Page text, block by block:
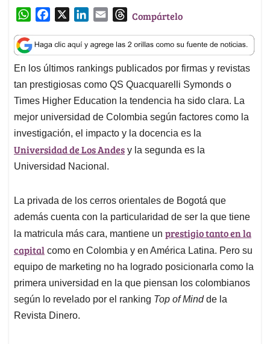
W
a
t
s
A
p
p
c
e
b
o
o
k
n
k
e
d
I
n
a
i
l
T
r
e
a
d
s
Compártelo
En los últimos rankings publicados por firmas y revistas
tan prestigiosas como QS Quacquarelli Symonds o
Times Higher Education la tendencia ha sido clara. La
mejor universidad de Colombia según factores como la
investigación, el impacto y la docencia es la
Universidad de Los Andes y la segunda es la
Universidad Nacional.
La privada de los cerros orientales de Bogotá que
además cuenta con la particularidad de ser la que tiene
la matricula más cara, mantiene un prestigio tanto en la
capital como en Colombia y en América Latina. Pero su
equipo de marketing no ha logrado posicionarla como la
primera universidad en la que piensan los colombianos
según lo revelado por el ranking Top of Mindde la
Revista Dinero.